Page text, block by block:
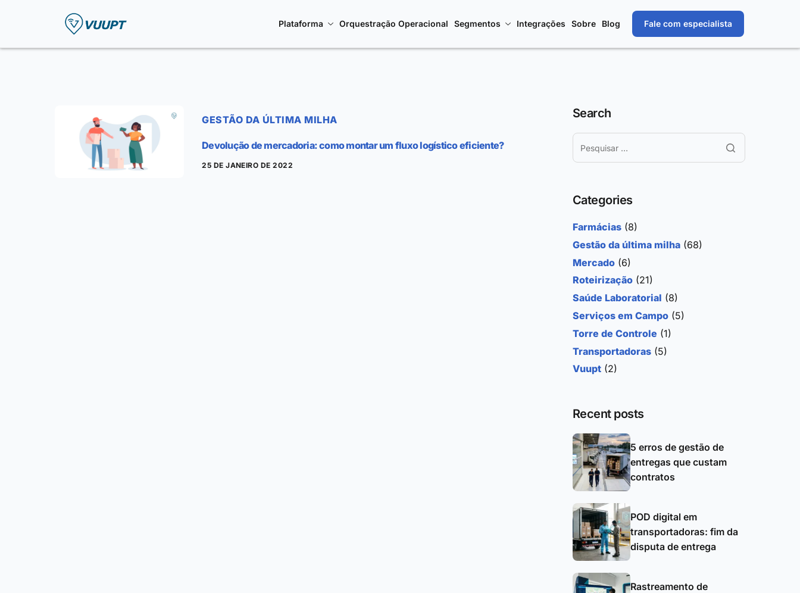
Plataforma Orquestração Operacional Segmentos Integrações Sobre Blog Fale com especialista
GESTÃO DA ÚLTIMA MILHA
Devolução de mercadoria: como montar um fluxo logístico eficiente?
25 DE JANEIRO DE 2022
Search
Categories
Farmácias (8)
Gestão da última milha (68)
Mercado (6)
Roteirização (21)
Saúde Laboratorial (8)
Serviços em Campo (5)
Torre de Controle (1)
Transportadoras (5)
Vuupt (2)
Recent posts
5 erros de gestão de
entregas que custam
contratos
POD digital em
transportadoras: fim da
disputa de entrega
Rastreamento de